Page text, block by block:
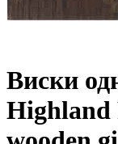
Виски
Highland